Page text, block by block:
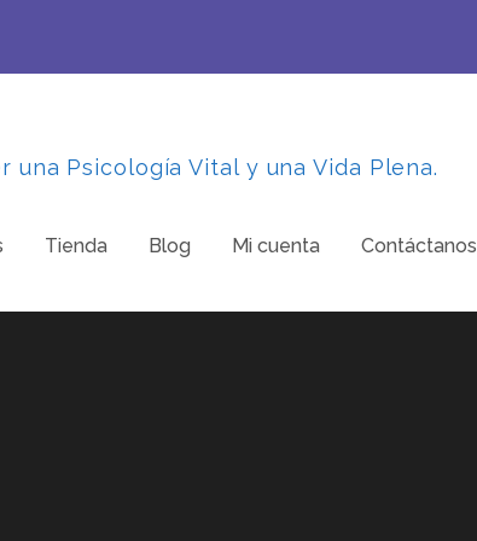
Psicología Vital y una Vida Plena.
Tienda Blog Mi cuenta Contáctanos